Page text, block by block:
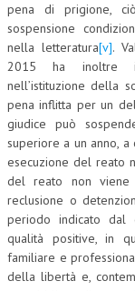
DIRITTO
DIRITTO DEL
DIRITTO DEL
DIRITTO DELLE
CRIMINOLOGIA
SICUREZZA
FISCO
DIRITTO
FISCALITÀ
pena di prigione,
sospensione
nella letteratura[v].
2015 ha inoltre
nell’istituzione della
pena inflitta per un
giudice può
superiore a un anno,
esecuzione del reato
del reato non viene
reclusione o
periodo indicato dal
qualità positive, in
familiare e
della libertà e,